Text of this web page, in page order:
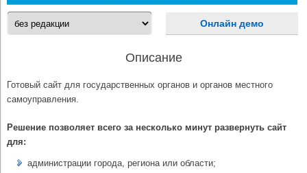
Онлайн демо
Описание
Готовый сайт для государственных органов и органов местного
самоуправления.
Решение позволяет всего за несколько минут развернуть сайт
для:
администрации города, региона или области;